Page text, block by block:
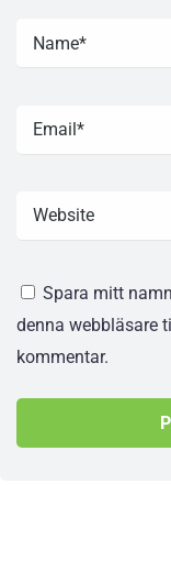
Spara mitt
denna webbläsare
kommentar.